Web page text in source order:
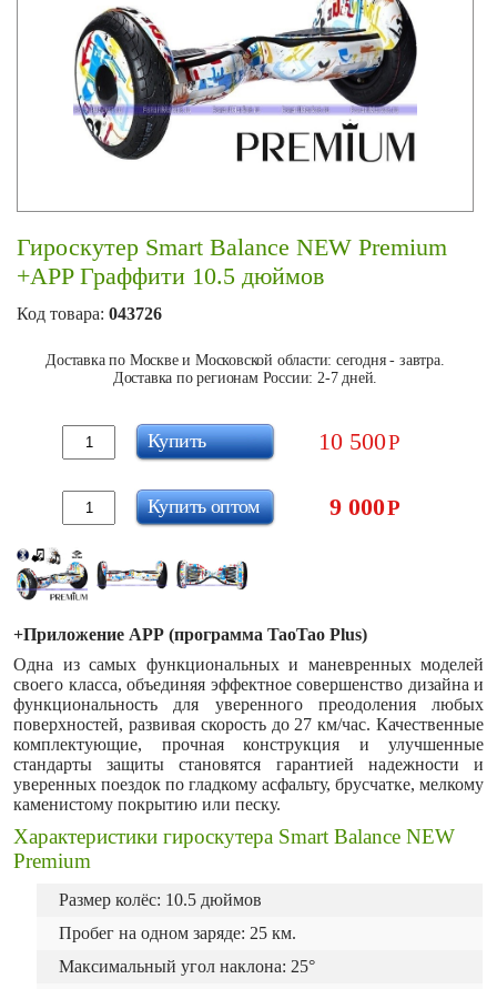
Гироскутер Smart Balance NEW Premium
+APP Граффити 10.5 дюймов
Код товара: 043726
Доставка по Москве и Московской области: сегодня - завтра.
Доставка по регионам России: 2-7 дней.
10 500Р
Купить
9 000Р
Купить оптом
+Приложение АРР (программа TaoTao Plus)
Одна из самых функциональных и маневренных моделей
своего класса, объединяя эффектное совершенство дизайна и
функциональность для уверенного преодоления любых
поверхностей, развивая скорость до 27 км/час. Качественные
комплектующие, прочная конструкция и улучшенные
стандарты защиты становятся гарантией надежности и
уверенных поездок по гладкому асфальту, брусчатке, мелкому
каменистому покрытию или песку.
Характеристики гироскутера Smart Balance NEW
Premium
Размер колёс: 10.5 дюймов
Пробег на одном заряде: 25 км.
Максимальный угол наклона: 25°